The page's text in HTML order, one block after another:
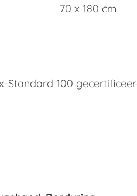
70 x 180 cm
Standard 100